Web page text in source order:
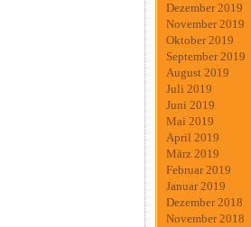
Dezember 2019
November 2019
Oktober 2019
September 2019
August 2019
Juli 2019
Juni 2019
Mai 2019
April 2019
März 2019
Februar 2019
Januar 2019
Dezember 2018
November 2018